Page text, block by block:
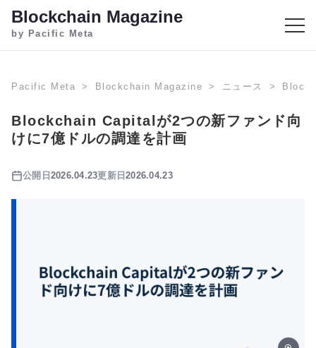
Blockchain Magazine
by Pacific Meta
Pacific Meta Blockchain Magazine ニュース
Blockchain Capitalが2つの新ファンド向
けに7億ドルの調達を計画
公開日 2026.04.23更新日2026.04.23